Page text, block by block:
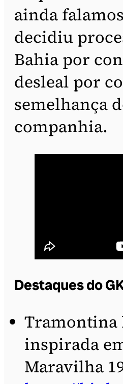
ainda
decidiu
Bahia por
desleal por
semelhança
companhia.
Destaques do
Tramontina
inspirada
Maravilha